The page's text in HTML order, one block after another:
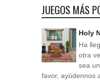
JUEGOS MÁS
Holy
Ha
otra
sea
favor, ayúdennos